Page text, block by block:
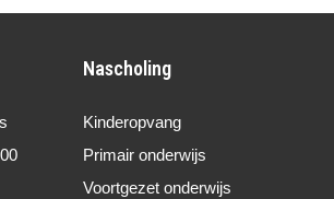
Nascholing
Kinderopvang
Primair onderwijs
Voortgezet onderwijs